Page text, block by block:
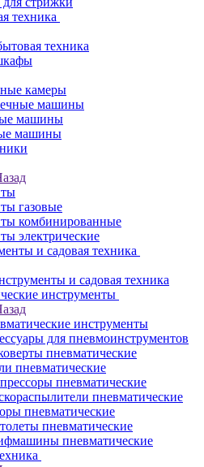
техника
техника
камеры
машины
машины
машины
газовые
комбинированные
электрические
и садовая техника
и садовая техника
инструменты
инструменты
для пневмоинструментов
пневматические
пневматические
пневматические
пневматические
пневматические
пневматические
пневматические